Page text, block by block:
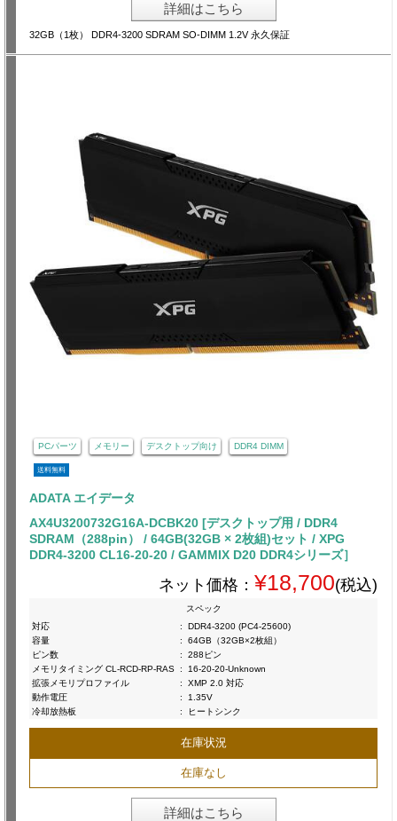
詳細はこちら
32GB（1枚） DDR4-3200 SDRAM SO-DIMM 1.2V 永久保証
PCパーツ メモリー デスクトップ向け DDR4 DIMM
送料無料
ADATA エイデータ
AX4U3200732G16A-DCBK20 [デスクトップ用 / DDR4
SDRAM（288pin） / 64GB(32GB × 2枚組)セット / XPG
DDR4-3200 CL16-20-20 / GAMMIX D20 DDR4シリーズ］
ネット価格： ¥18,700(税込)
スペック
対応
:
DDR4-3200 (PC4-25600)
容量
:
64GB（32GB×2枚組）
ピン数
:
288ピン
メモリタイミング CL-RCD-RP-RAS :
16-20-20-Unknown
拡張メモリプロファイル
:
XMP 2.0 対応
動作電圧
:
1.35V
冷却放熱板
: ヒートシンク
在庫状況
在庫なし
詳細はこちら